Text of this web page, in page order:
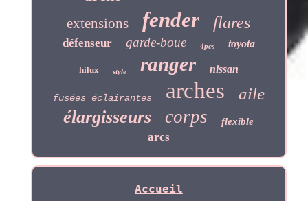
extensions fender flares
défenseur garde-boue 4pcs toyota
hilux style ranger nissan
fusées éclairantes arches aile
élargisseurs corps flexible
arcs
Accueil